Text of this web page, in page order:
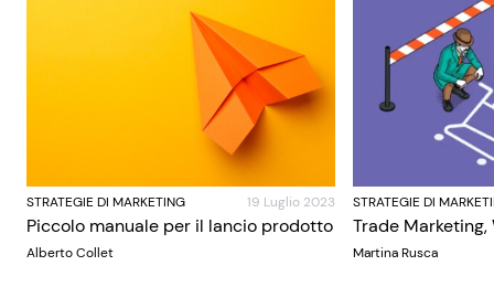
STRATEGIE DI MARKETING 19 Luglio 2023
Piccolo manuale per il lancio prodotto
Alberto Collet
STRATEGIE DI
Trade Marketing,
Martina Rusca